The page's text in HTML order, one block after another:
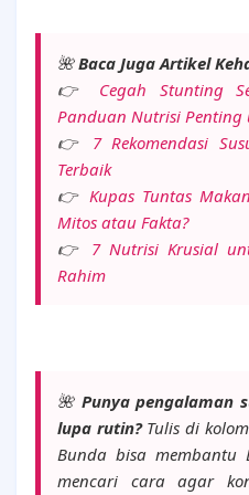
🌺Baca Juga Artikel
👉 Cegah Stunting
Panduan Nutrisi
👉 7 Rekomendasi
Terbaik
👉 Kupas Tuntas
Mitos atau Fakta?
👉 7 Nutrisi Krusial
Rahim
🌺 Punya pengalaman
lupa rutin?Tulis di
Bunda bisa membantu
mencari cara agar